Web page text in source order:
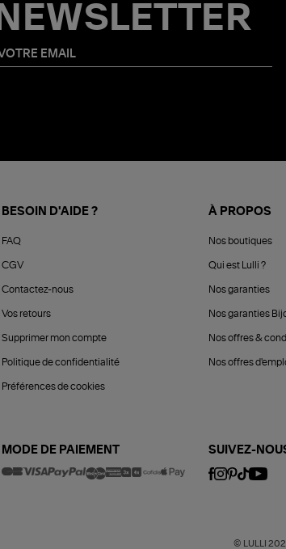
NEWSLETTER
BESOIN D'AIDE ?
FAQ
CGV
Contactez-nous
Vos retours
Supprimer mon compte
Politique de confidentialité
Préférences de cookies
À PROPOS
Nos boutiques
Qui est Lulli ?
Nos garanties
Nos garanties
Nos offres &
Nos offres
MODE DE PAIEMENT SUIVEZ-
© LULLI